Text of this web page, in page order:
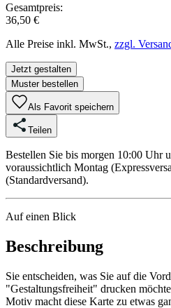
Gesamtpreis:
36,50 €
Alle Preise inkl. MwSt., zzgl.
Jetzt gestalten
Muster bestellen
Als Favorit speichern
Teilen
Bestellen Sie bis morgen 10:00 Uhr
voraussichtlich Montag
(Standardversand).
Auf einen Blick
Beschreibung
Sie entscheiden, was Sie auf die
"Gestaltungsfreiheit" drucken
Motiv macht diese Karte zu etwas